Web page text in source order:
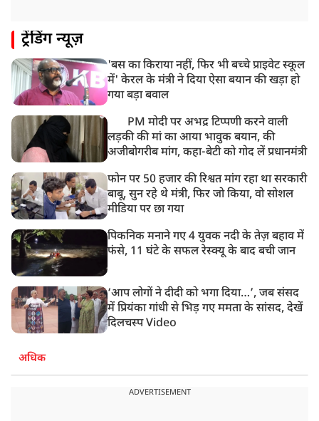
ट्रेंडिंग न्यूज़
'बस का किराया नहीं, फिर भी बच्चे प्राइवेट स्कूल
में' केरल के मंत्री ने दिया ऐसा बयान की खड़ा हो
गया बड़ा बवाल
PM मोदी पर अभद्र टिप्पणी करने वाली
लड़की की मां का आया भावुक बयान, की
अजीबोगरीब मांग, कहा-बेटी को गोद लें प्रधानमंत्री
फोन पर 50 हजार की रिश्वत मांग रहा था सरकारी
बाबू, सुन रहे थे मंत्री, फिर जो किया, वो सोशल
मीडिया पर छा गया
पिकनिक मनाने गए 4 युवक नदी के तेज़ बहाव में
फंसे, 11 घंटे के सफल रेस्क्यू के बाद बची जान
‘आप लोगों ने दीदी को भगा दिया…’, जब संसद
में प्रियंका गांधी से भिड़ गए ममता के सांसद, देखें
दिलचस्प Video
अधिक
ADVERTISEMENT